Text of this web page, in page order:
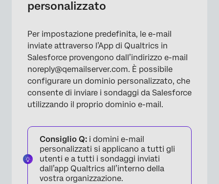
personalizzato
Per impostazione predefinita, le e-mail
inviate attraverso l’App di Qualtrics in
Salesforce provengono dall’indirizzo e-mail
noreply@qemailserver.com. È possibile
configurare un dominio personalizzato, che
consente di inviare i sondaggi da Salesforce
utilizzando il proprio dominio e-mail.
Consiglio Q: i domini e-mail
personalizzati si applicano a tutti gli
utenti e a tutti i sondaggi inviati
dall’app Qualtrics all’interno della
vostra organizzazione.